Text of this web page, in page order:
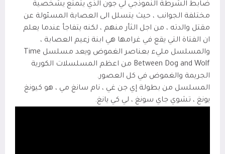
ضابط الشرطة النموذجي لي جون الذي يتمتع يشخصية
مختلفة الجوانب ، حيث يتسلل الى العصابة المسئولة عن
مقتل والدته ، من اجل الثأر منهم ، لكنه يتفاجأ عندما يعلم
ان الفتاة التي يقع في غرامها هي ابنة زعيم العصابة ،
والمسلسل مليء بعناصر الغموض ويعد مسلسل Time
Between Dog and Wolf من اعظم المسلسلات الكورية
الجريمة والغموض في كل العصور.
المسلسل من بطولة إي جن غي ، نام سانغ مي ، هو كيونغ
يونغ ، تشوي جاي سونغ ، لي كي يانغ.